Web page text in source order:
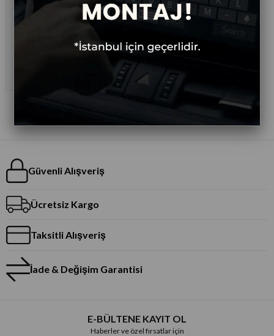
Citroen C 3-Xr Android Multimedya
Güvenli Alışveriş
Ücretsiz Kargo
Taksitli Alışveriş
İade & Değişim Garantisi
E-BÜLTENE KAYIT OL
Haberler ve özel fırsatlar için